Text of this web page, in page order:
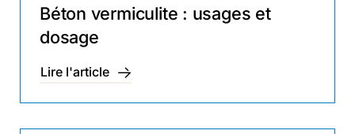
Béton vermiculite : usages et
dosage
Lire l'article